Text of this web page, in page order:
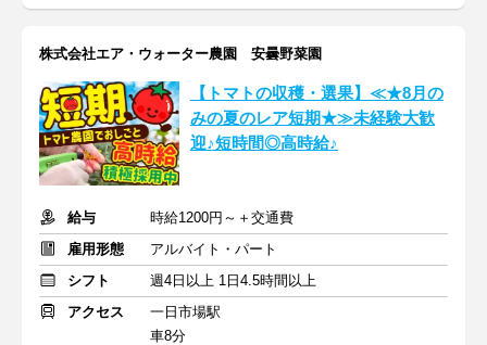
株式会社エア・ウォーター農園 安曇野菜園
【トマトの収穫・選果】≪★8月の
みの夏のレア短期★≫未経験大歓
迎♪短時間◎高時給♪
給与
時給1200円～＋交通費
雇用形態
アルバイト・パート
シフト
週4日以上 1日4.5時間以上
アクセス
一日市場駅
車8分